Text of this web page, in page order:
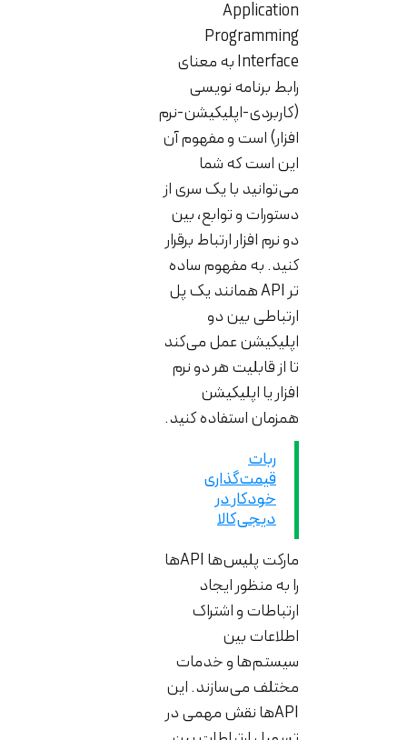
Application
Programming
Interface به معنای
رابط برنامه نویسی
(کاربردی-اپلیکیشن-نرم
افزار) است و مفهوم آن
این است که شما
می‌توانید با یک سری از
دستورات و توابع، بین
دو نرم افزار ارتباط برقرار
کنید. به مفهوم ساده
تر API همانند یک پل
ارتباطی بین دو
اپلیکیشن عمل می‌کند
تا از قابلیت هر دو نرم
افزار یا اپلیکیشن
همزمان استفاده کنید.
قیمت‌گذاری
خودکار در
دیجی‌کالا
مارکت پلیس‌ها API‌ها
را به منظور ایجاد
ارتباطات و اشتراک
اطلاعات بین
سیستم‌ها و خدمات
مختلف می‌سازند. این
API‌ها نقش مهمی در